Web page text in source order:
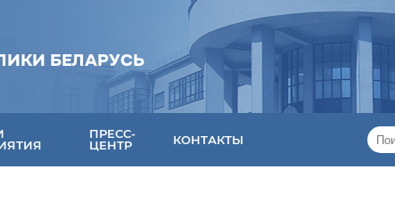
БЕЛАРУСЬ
ПРЕСС-
ЦЕНТР
КОНТАКТЫ